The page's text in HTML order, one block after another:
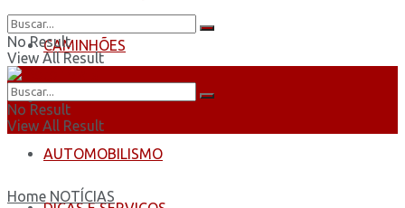
CAMINHÕES
ÔNIBUS
AUTOMOBILISMO
No Result
View All Result
No Result
View All Result
Home NOTÍCIAS